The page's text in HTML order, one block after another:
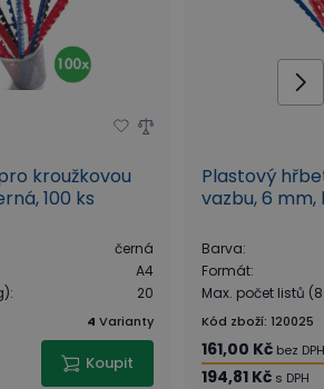
kroužkovou
100 ks
černá
A4
: 20
4 Varianty
Koupit
Plastový
vazbu, 6 mm,
Barva:
Formát:
Max. počet listů
Kód zboží: 120025
161,00 Kč bez DPH
194,81 Kč s DPH